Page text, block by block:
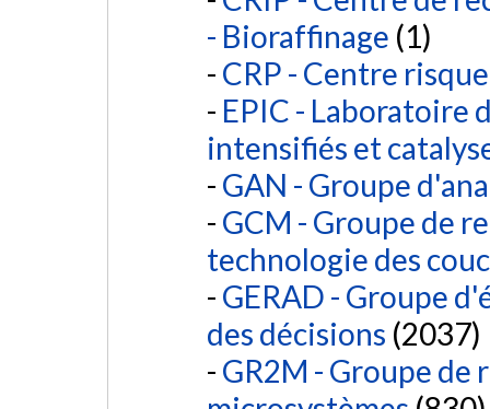
- Bioraffinage (1)
CRP - Centre
EPIC - Laboratoire
intensifiés et
GAN - Groupe
GCM - Groupe de
technologie des
GERAD - Groupe
des décisions (2037)
GR2M - Groupe